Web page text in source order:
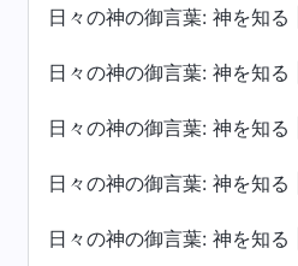
日々の神の御言葉: 神を知る
日々の神の御言葉: 神を知る
日々の神の御言葉: 神を知る
日々の神の御言葉: 神を知る
日々の神の御言葉: 神を知る